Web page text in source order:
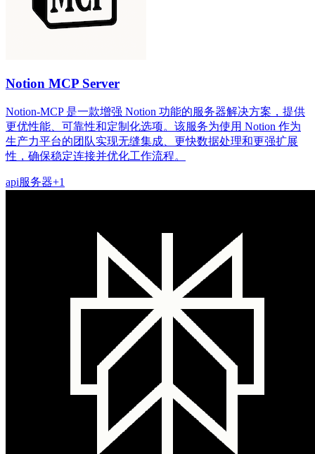
Notion MCP Server
Notion-MCP 是一款增强 Notion 功能的服务器解决方案，提供
更优性能、可靠性和定制化选项。该服务为使用 Notion 作为
生产力平台的团队实现无缝集成、更快数据处理和更强扩展
性，确保稳定连接并优化工作流程。
api服务器+1